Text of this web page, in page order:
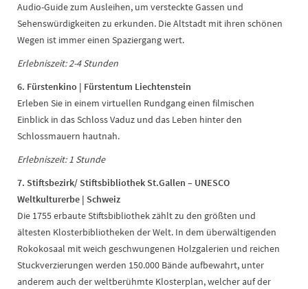
Audio-Guide zum Ausleihen, um versteckte Gassen und
Sehenswürdigkeiten zu erkunden. Die Altstadt mit ihren schönen
Wegen ist immer einen Spaziergang wert.
Erlebniszeit: 2-4 Stunden
6. Fürstenkino | Fürstentum Liechtenstein
Erleben Sie in einem virtuellen Rundgang einen filmischen
Einblick in das Schloss Vaduz und das Leben hinter den
Schlossmauern hautnah.
Erlebniszeit: 1 Stunde
7. Stiftsbezirk/ Stiftsbibliothek St.Gallen – UNESCO
Weltkulturerbe | Schweiz
Die 1755 erbaute Stiftsbibliothek zählt zu den größten und
ältesten Klosterbibliotheken der Welt. In dem überwältigenden
Rokokosaal mit weich geschwungenen Holzgalerien und reichen
Stuckverzierungen werden 150.000 Bände aufbewahrt, unter
anderem auch der weltberühmte Klosterplan, welcher auf der